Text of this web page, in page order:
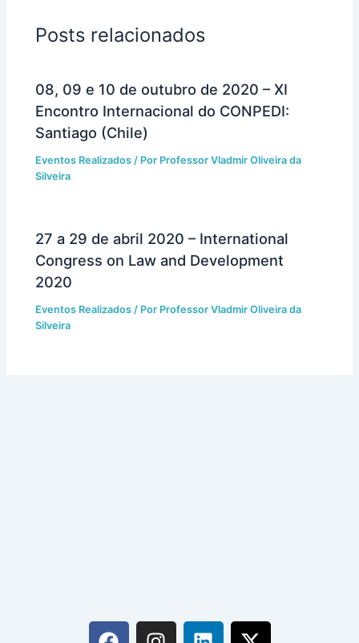
Posts relacionados
08, 09 e 10 de outubro de 2020 – XI
Encontro Internacional do CONPEDI:
Santiago (Chile)
Eventos Realizados / Por Professor Vladmir Oliveira da
Silveira
27 a 29 de abril 2020 – International
Congress on Law and Development
2020
Eventos Realizados / Por Professor Vladmir Oliveira da
Silveira
F
I
L
X